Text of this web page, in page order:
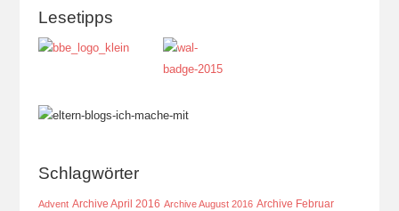
Lesetipps
Schlagwörter
Advent Archive April 2016 Archive August 2016 Archive Februar